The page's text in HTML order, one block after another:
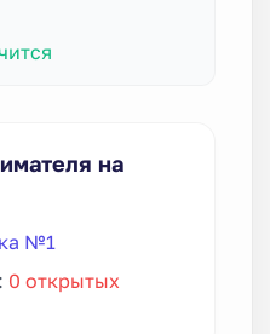
на
№1
0 открытых